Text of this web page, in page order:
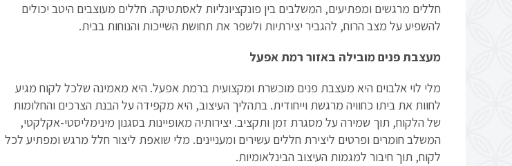
חללים מרגשים ומפתיעים, המשלבים בין פונקציונליות לאסתטיקה. חללים מעוצבים היטב יכולים
להשפיע על מצב הרוח, להגביר יצירתיות ולשפר את תחושת השייכות והנוחות בבית.
מעצבת פנים מובילה באזור רמת אפעל
מלי לוי אלבוים היא מעצבת פנים מוכשרת ומקצועית ברמת אפעל. היא מאמינה שלכל לקוח מגיע
לחוות את ביתו כחוויה מרגשת וייחודית. בתהליך העיצוב, היא מקפידה על הבנת הצרכים והחלומות
של הלקוח, תוך שמירה על מסגרת זמן ותקציב. יצירותיה מאופיינות בסגנון מינימליסטי-אקלקטי,
המשלב חומרים ופרטים ליצירת חללים עשירים ומעניינים. מלי שואפת ליצור חלל מרגש ומפתיע לכל
לקוח, תוך חיבור למגמות העיצוב הבינלאומיות.